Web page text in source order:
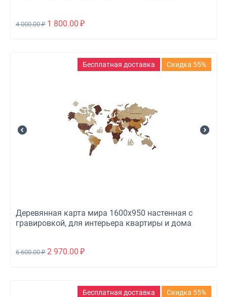
4 000.00 ₽ 1 800.00 ₽
Бесплатная доставка Скидка 55%
Деревянная карта мира 1600x950 настенная с
гравировкой, для интерьера квартиры и дома
6 600.00 ₽ 2 970.00 ₽
Бесплатная доставка Скидка 55%